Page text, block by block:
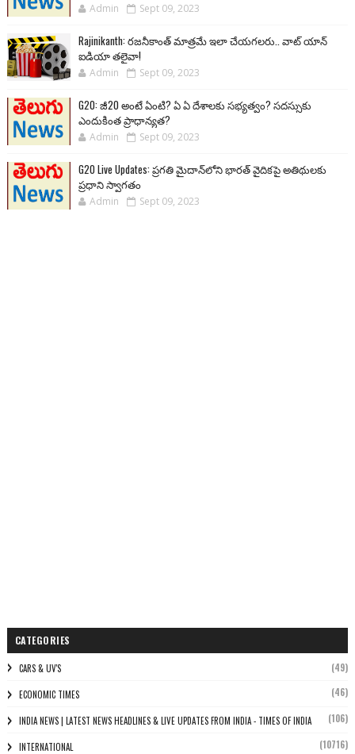
Admin Sept 09, 2023
Rajinikanth: రజనీకాంత్ మాత్రమే ఇలా చేయగలరు.. వాట్ యాన్
ఐడియా తలైవా!
Admin Sept 09, 2023
G20: జీ20 అంటే ఏంటి? ఏ ఏ దేశాలకు సభ్యత్వం? సదస్సుకు
ఎందుకింత ప్రాధాన్యత?
Admin Sept 09, 2023
G20 Live Updates: ప్రగతి మైదాన్‌లోని భారత్ వైదికపై అతిథులకు
ప్రధాని స్వాగతం
Admin Sept 09, 2023
CATEGORIES
CARS & UV'S (49)
ECONOMIC TIMES (46)
INDIA NEWS | LATEST NEWS HEADLINES & LIVE UPDATES FROM INDIA - TIMES OF INDIA (106)
INTERNATIONAL (10716)